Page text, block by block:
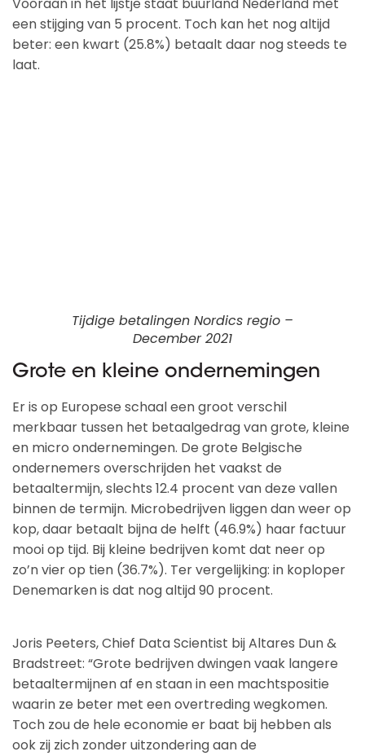
een stijging van 5 procent. Toch kan het nog altijd
beter: een kwart (25.8%) betaalt daar nog steeds te
laat.
Tijdige betalingen Nordics regio –
December 2021
Grote en kleine ondernemingen
Er is op Europese schaal een groot verschil
merkbaar tussen het betaalgedrag van grote, kleine
en micro ondernemingen. De grote Belgische
ondernemers overschrijden het vaakst de
betaaltermijn, slechts 12.4 procent van deze vallen
binnen de termijn. Microbedrijven liggen dan weer op
kop, daar betaalt bijna de helft (46.9%) haar factuur
mooi op tijd. Bij kleine bedrijven komt dat neer op
zo’n vier op tien (36.7%). Ter vergelijking: in koploper
Denemarken is dat nog altijd 90 procent.
Joris Peeters, Chief Data Scientist bij Altares Dun &
Bradstreet: “Grote bedrijven dwingen vaak langere
betaaltermijnen af en staan in een machtspositie
waarin ze beter met een overtreding wegkomen.
Toch zou de hele economie er baat bij hebben als
ook zij zich zonder uitzondering aan de